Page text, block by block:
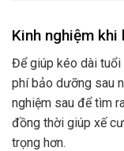
Kinh nghiệm
Để giúp kéo dài tuổi
phí bảo dưỡng sau
nghiệm sau để tìm
đồng thời giúp xế
trọng hơn.